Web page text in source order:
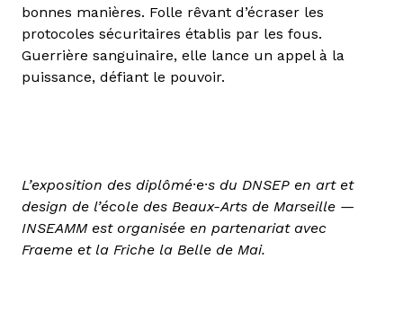
bonnes manières. Folle rêvant d’écraser les
protocoles sécuritaires établis par les fous.
Guerrière sanguinaire, elle lance un appel à la
puissance, défiant le pouvoir.
L’exposition des diplômé·e·s du DNSEP en art et
design de l’école des Beaux-Arts de Marseille —
INSEAMM est organisée en partenariat avec
Fraeme et la Friche la Belle de Mai.